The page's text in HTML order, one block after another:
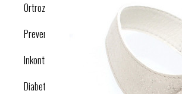
Ortroze in opornice
Preventivne kompresijske nogavice
Inkontinenca
Diabetes